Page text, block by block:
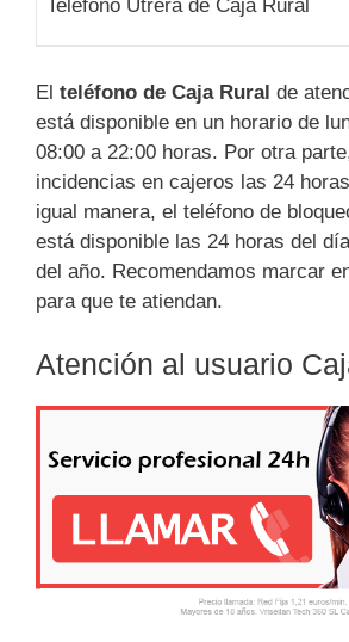
Teléfono Utrera de Caja Rural
El teléfono de Caja Rural de
está disponible en un horario de
08:00 a 22:00 horas. Por otra
incidencias en cajeros las 24
igual manera, el teléfono de
está disponible las 24 horas del
del año. Recomendamos marcar
para que te atiendan.
Atención al usuario